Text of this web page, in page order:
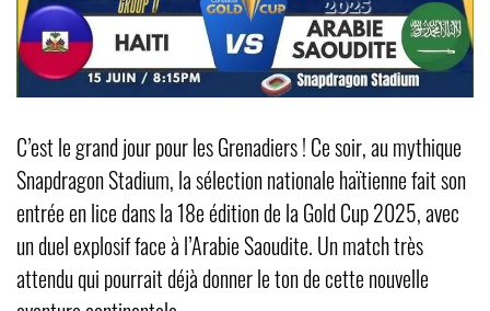
C’est le grand jour pour les Grenadiers ! Ce soir, au mythique
Snapdragon Stadium, la sélection nationale haïtienne fait son
entrée en lice dans la 18e édition de la Gold Cup 2025, avec
un duel explosif face à l’Arabie Saoudite. Un match très
attendu qui pourrait déjà donner le ton de cette nouvelle